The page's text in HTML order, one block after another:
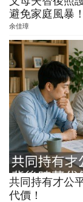
避免家庭風暴！
余佳璋
共同持有才公
代價！